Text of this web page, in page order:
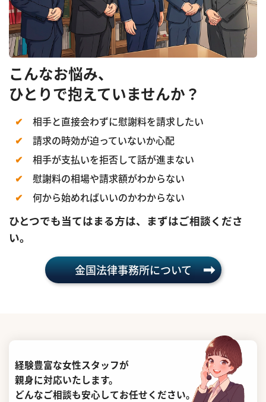
こんなお悩み、
ひとりで抱えていませんか？
相手と直接会わずに慰謝料を請求したい
請求の時効が迫っていないか心配
相手が支払いを拒否して話が進まない
慰謝料の相場や請求額がわからない
何から始めればいいのかわからない
ひとつでも当てはまる方は、まずはご相談くださ
い。
金国法律事務所について
経験豊富な女性スタッフが
親身に対応いたします。
どんなご相談も安心してお任せください。